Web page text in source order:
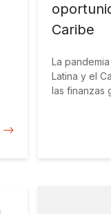
Caribe
La
Latina y el
las finanzas
el objetivo